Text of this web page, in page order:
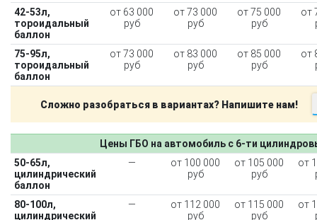
42-53л,
тороидальный
баллон
от 63 000
руб
от 73 000
руб
от 75 000
руб
от
75-95л,
тороидальный
баллон
от 73 000
руб
от 83 000
руб
от 85 000
руб
от
Сложно разобраться в вариантах? Напишите нам!
Цены ГБО на автомобиль с 6-ти
50-65л,
цилиндрический
баллон
—
от 100 000
руб
от 105 000
руб
от
80-100л,
цилиндрический
—
от 112 000
руб
от 115 000
руб
от